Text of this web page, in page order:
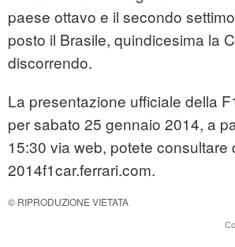
paese ottavo e il secondo
posto il Brasile, quindicesima la
discorrendo.
La presentazione ufficiale della
per sabato 25 gennaio 2014, a
15:30 via web, potete consultare
2014f1car.ferrari.com.
© RIPRODUZIONE VIETATA